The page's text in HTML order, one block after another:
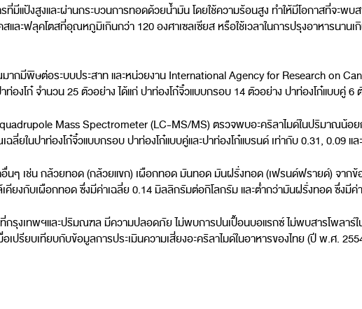
แป้งสูงและผ่านกระบวนการทอดด้วยน้ำมัน โดยใช้ความร้อนสูง ทำให้มีโอกาสที่จะพบ
และฟลุคโตสที่อุณหภูมิเกินกว่า 120 องศาเซลเซียส หรือใช้เวลาในการปรุงอาหารนาน
กมีพิษต่อระบบประสาท และหน่วยงาน International Agency for Research on
ท่องโก๋ จำนวน 25 ตัวอย่าง ได้แก่ ปาท่องโก๋จิ๋วแบบกรอบ 14 ตัวอย่าง ปาท่องโก๋แบบคู่ 6
Mass Spectrometer (LC-MS/MS) ตรวจพบอะคริลาไมด์ในปริมาณน้อ
ในปาท่องโก๋จิ๋วแบบกรอบ ปาท่องโก๋แบบคู่และปาท่องโก๋แบรนด์ เท่ากับ 0.31, 0.09
นๆ เช่น กล้วยทอด (กล้วยแขก) เผือกทอด มันทอด มันฝรั่งทอด (เฟรนด์ฟรายด์) จากข้
ยงกับเผือกทอด ซึ่งมีค่าเฉลี่ย 0.14 มิลลิกรัมต่อกิโลกรัม และต่ำกว่ามันฝรั่งทอด ซึ่งมี
กรุงเทพฯและปริมณฑล มีความปลอดภัย ไม่พบการปนเปื้อนบอแรกซ์ ไม่พบสารโพลาร์ใ
ปรียบเทียบกับข้อมูลการประเมินความเสี่ยงอะคริลาไมด์ในอาหารของไทย (ปี พ.ศ.